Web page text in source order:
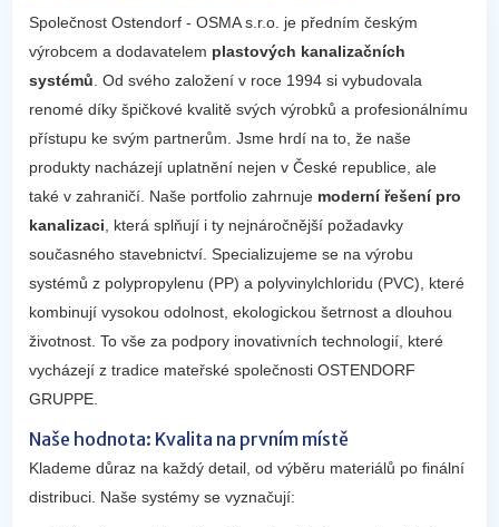
Společnost Ostendorf - OSMA s.r.o. je předním českým
výrobcem a dodavatelem plastových kanalizačních
systémů . Od svého založení v roce 1994 si vybudovala
renomé díky špičkové kvalitě svých výrobků a profesionálnímu
přístupu ke svým partnerům. Jsme hrdí na to, že naše
produkty nacházejí uplatnění nejen v České republice, ale
také v zahraničí. Naše portfolio zahrnuje moderní řešení pro
kanalizaci , která splňují i ty nejnáročnější požadavky
současného stavebnictví. Specializujeme se na výrobu
systémů z polypropylenu (PP) a polyvinylchloridu (PVC), které
kombinují vysokou odolnost, ekologickou šetrnost a dlouhou
životnost. To vše za podpory inovativních technologií, které
vycházejí z tradice mateřské společnosti OSTENDORF
GRUPPE.
Naše hodnota: Kvalita na prvním místě
Klademe důraz na každý detail, od výběru materiálů po finální
distribuci. Naše systémy se vyznačují: